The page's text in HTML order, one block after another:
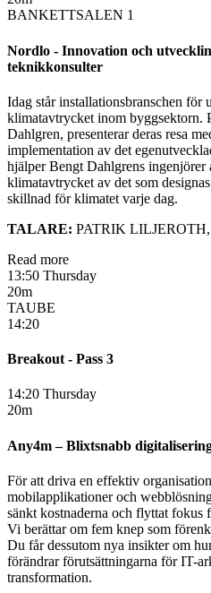
BANKETTSALEN 1
Nordlo - Innovation och
teknikkonsulter
Idag står installationsbranschen för
klimatavtrycket inom
Dahlgren, presenterar deras resa
implementation av det
hjälper Bengt Dahlgrens ingenjörer
klimatavtrycket av det som
skillnad för klimatet varje dag.
TALARE: PATRIK
Read more
13:50 Thursday
20m
TAUBE
14:20
Breakout - Pass 3
14:20 Thursday
20m
Any4m – Blixtsnabb
För att driva en effektiv
mobilapplikationer och
sänkt kostnaderna och flyttat fokus
Vi berättar om fem knep som
Du får dessutom nya insikter om
förändrar förutsättningarna för IT-
transformation.